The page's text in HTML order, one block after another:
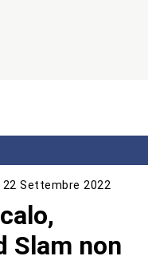
22 Settembre 2022
Slam non